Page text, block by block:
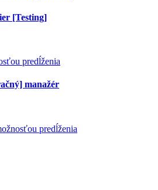
[Testing]
predĺženia
manažér
predĺženia